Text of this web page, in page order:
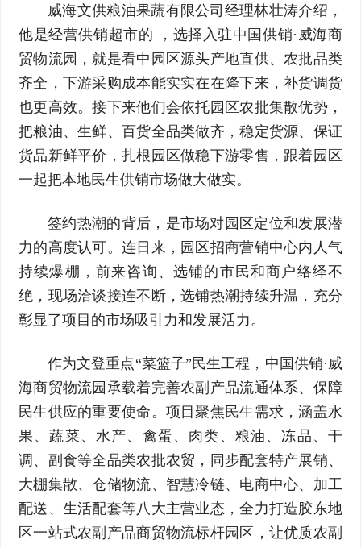
威海文供粮油果蔬有限公司经理林壮涛介绍，
他是经营供销超市的 ，选择入驻中国供销·威海商
贸物流园，就是看中园区源头产地直供、农批品类
齐全，下游采购成本能实实在在降下来，补货调货
也更高效。接下来他们会依托园区农批集散优势，
把粮油、生鲜、百货全品类做齐，稳定货源、保证
货品新鲜平价，扎根园区做稳下游零售，跟着园区
一起把本地民生供销市场做大做实。
签约热潮的背后，是市场对园区定位和发展潜
力的高度认可。连日来，园区招商营销中心内人气
持续爆棚，前来咨询、选铺的市民和商户络绎不
绝，现场洽谈接连不断，选铺热潮持续升温，充分
彰显了项目的市场吸引力和发展活力。
作为文登重点“菜篮子”民生工程，中国供销·威
海商贸物流园承载着完善农副产品流通体系、保障
民生供应的重要使命。项目聚焦民生需求，涵盖水
果、蔬菜、水产、禽蛋、肉类、粮油、冻品、干
调、副食等全品类农批农贸，同步配套特产展销、
大棚集散、仓储物流、智慧冷链、电商中心、加工
配送、生活配套等八大主营业态，全力打造胶东地
区一站式农副产品商贸物流标杆园区，让优质农副